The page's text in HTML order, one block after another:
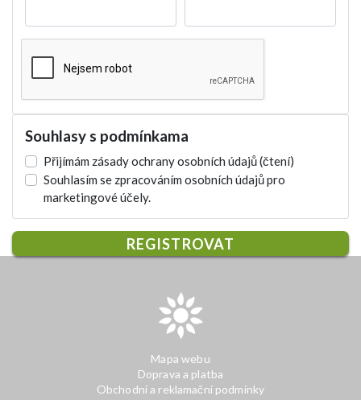
Souhlasy s podmínkama
Přijímám zásady ochrany osobních údajů(čtení)
Souhlasím se zpracováním osobních údajů pro
marketingové účely.
REGISTROVAT
Mapa webu
Doprava a platba
Obchodní a reklamační podmínky